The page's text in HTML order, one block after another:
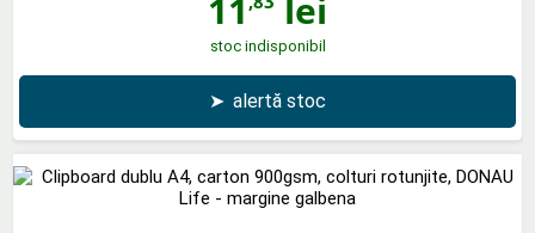
stoc indisponibil
➤ alertă stoc